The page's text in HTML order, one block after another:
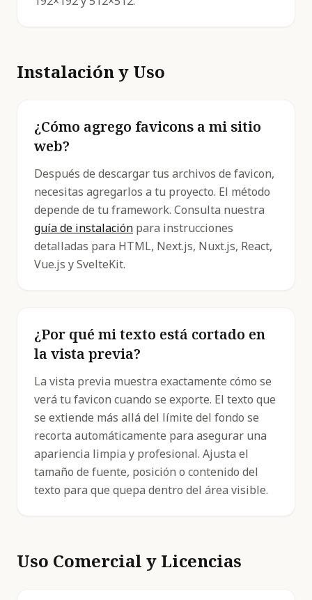
Instalación y Uso
¿Cómo agrego favicons a mi sitio
web?
Después de descargar tus archivos de favicon,
necesitas agregarlos a tu proyecto. El método
depende de tu framework. Consulta nuestra
guía de instalación para instrucciones
detalladas para HTML, Next.js, Nuxt.js, React,
Vue.js y SvelteKit.
¿Por qué mi texto está cortado en
la vista previa?
La vista previa muestra exactamente cómo se
verá tu favicon cuando se exporte. El texto que
se extiende más allá del límite del fondo se
recorta automáticamente para asegurar una
apariencia limpia y profesional. Ajusta el
tamaño de fuente, posición o contenido del
texto para que quepa dentro del área visible.
Uso Comercial y Licencias